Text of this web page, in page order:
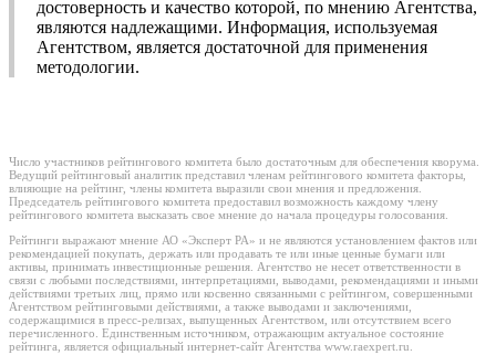
достоверность и качество которой, по мнению Агентства,
являются надлежащими. Информация, используемая
Агентством, является достаточной для применения
методологии.
Число участников рейтингового комитета было достаточным для обеспечения кворума.
Ведущий рейтинговый аналитик представил членам рейтингового комитета факторы,
влияющие на рейтинг, члены комитета выразили свои мнения и предложения.
Председатель рейтингового комитета предоставил возможность каждому члену
рейтингового комитета высказать свое мнение до начала процедуры голосования.
Рейтинги выражают мнение АО «Эксперт РА» и не являются установлением фактов или
рекомендацией покупать, держать или продавать те или иные ценные бумаги или
активы, принимать инвестиционные решения. Агентство не несет ответственности в
связи с любыми последствиями, интерпретациями, выводами, рекомендациями и иными
действиями третьих лиц, прямо или косвенно связанными с рейтингом, совершенными
Агентством рейтинговыми действиями, а также выводами и заключениями,
содержащимися в пресс-релизах, выпущенных Агентством, или отсутствием всего
перечисленного. Единственным источником, отражающим актуальное состояние
рейтинга, является официальный интернет-сайт Агентства www.raexpert.ru.